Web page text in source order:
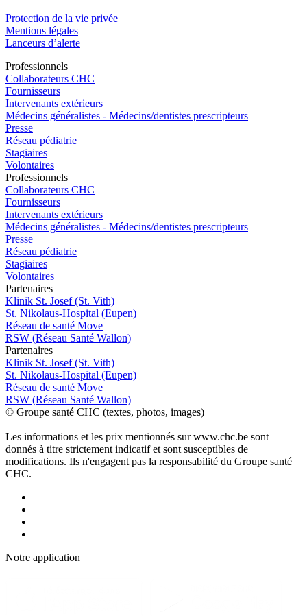
Protection de la vie privée
Mentions légales
Lanceurs d’alerte
Professionnels
Collaborateurs CHC
Fournisseurs
Intervenants extérieurs
Médecins généralistes - Médecins/dentistes prescripteurs
Presse
Réseau pédiatrie
Stagiaires
Volontaires
Professionnels
Collaborateurs CHC
Fournisseurs
Intervenants extérieurs
Médecins généralistes - Médecins/dentistes prescripteurs
Presse
Réseau pédiatrie
Stagiaires
Volontaires
Partenaires
Klinik St. Josef (St. Vith)
St. Nikolaus-Hospital (Eupen)
Réseau de santé Move
RSW (Réseau Santé Wallon)
Partenaires
Klinik St. Josef (St. Vith)
St. Nikolaus-Hospital (Eupen)
Réseau de santé Move
RSW (Réseau Santé Wallon)
© Groupe santé CHC (textes, photos, images)
Les informations et les prix mentionnés sur www.chc.be sont
donnés à titre strictement indicatif et sont susceptibles de
modifications. Ils n'engagent pas la responsabilité du Groupe santé
CHC.
Notre application